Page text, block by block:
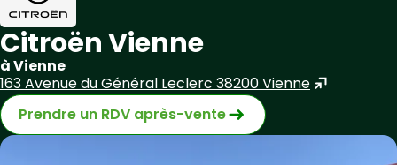
Citroën Vienne
à Vienne
163 Avenue du Général Leclerc 38200 Vienne
Prendre un RDV après-vente